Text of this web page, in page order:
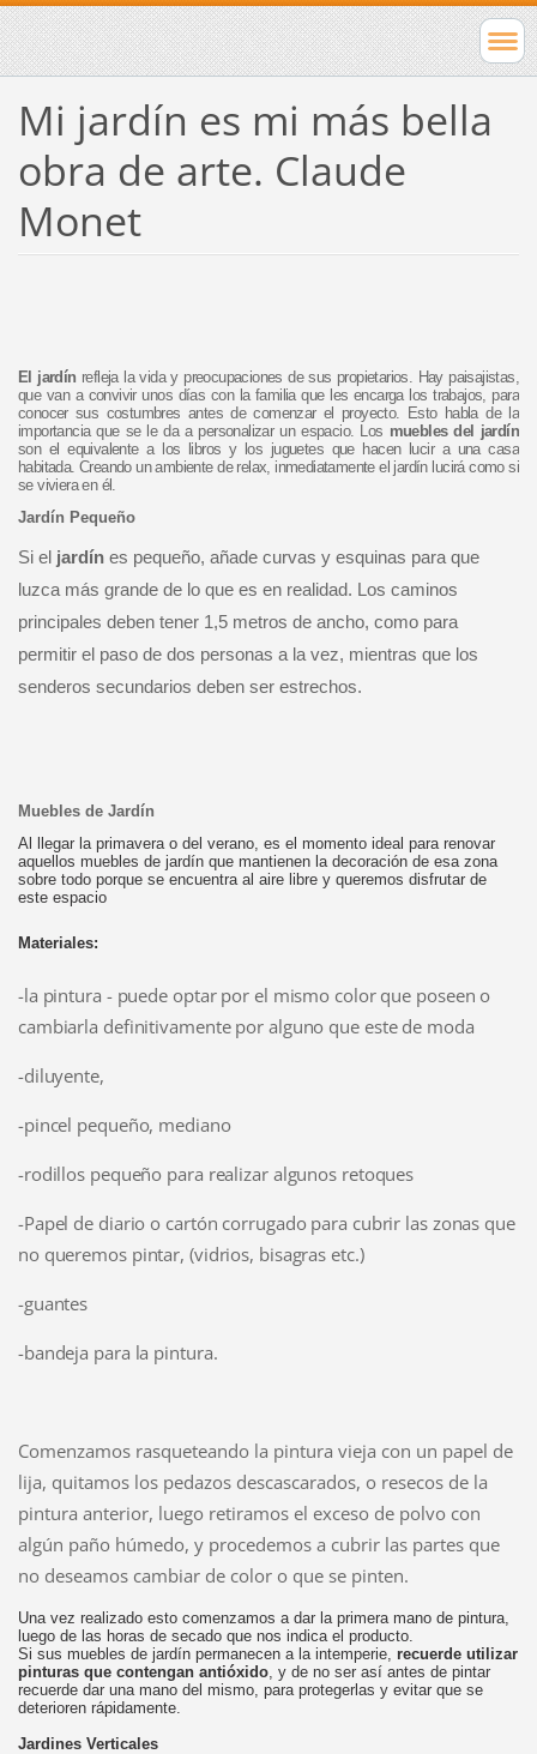
Mi jardín es mi más bella
obra de arte. Claude
Monet
El jardín refleja la vida y preocupaciones de sus propietarios. Hay paisajistas,
que van a convivir unos días con la familia que les encarga los trabajos, para
conocer sus costumbres antes de comenzar el proyecto. Esto habla de la
importancia que se le da a personalizar un espacio. Los muebles del jardín
son el equivalente a los libros y los juguetes que hacen lucir a una casa
habitada. Creando un ambiente de relax, inmediatamente el jardín lucirá como si
se viviera en él.
Jardín Pequeño
Si el jardínes pequeño, añade curvas y esquinas para que
luzca más grande de lo que es en realidad. Los caminos
principales deben tener 1,5 metros de ancho, como para
permitir el paso de dos personas a la vez, mientras que los
senderos secundarios deben ser estrechos.
Muebles de Jardín
Al llegar la primavera o del verano, es el momento ideal para renovar
aquellos muebles de jardín que mantienen la decoración de esa zona
sobre todo porque se encuentra al aire libre y queremos disfrutar de
este espacio
Materiales:
-la pintura - puede optar por el mismo color que poseen o
cambiarla definitivamente por alguno que este de moda
-diluyente,
-pincel pequeño, mediano
-rodillos pequeño para realizar algunos retoques
-Papel de diario o cartón corrugado para cubrir las zonas que
no queremos pintar, (vidrios, bisagras etc.)
-guantes
-bandeja para la pintura.
Comenzamos rasqueteando la pintura vieja con un papel de
lija, quitamos los pedazos descascarados, o resecos de la
pintura anterior, luego retiramos el exceso de polvo con
algún paño húmedo, y procedemos a cubrir las partes que
no deseamos cambiar de color o que se pinten.
Una vez realizado esto comenzamos a dar la primera mano de pintura,
luego de las horas de secado que nos indica el producto.
Si sus muebles de jardín permanecen a la intemperie, recuerde utilizar
pinturas que contengan antióxido, y de no ser así antes de pintar
recuerde dar una mano del mismo, para protegerlas y evitar que se
deterioren rápidamente.
Jardines Verticales